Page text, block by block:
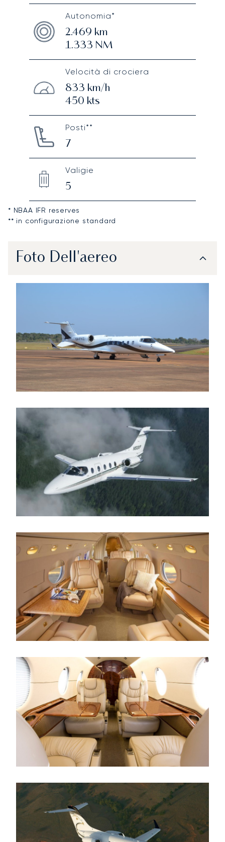
Autonomia*
2.469 km
1.333 NM
Velocità di crociera
833 km/h
450 kts
Posti**
7
Valigie
5
* NBAA IFR reserves
** in configurazione standard
Foto Dell'aereo